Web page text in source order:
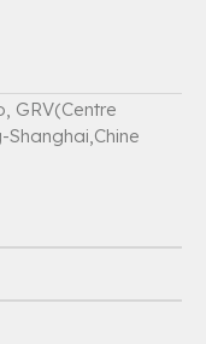
GRV(Centre